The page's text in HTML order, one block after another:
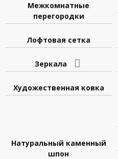
Межкомнатные
перегородки
Лофтовая сетка
Зеркала
Художественная ковка
Натуральный каменный
шпон